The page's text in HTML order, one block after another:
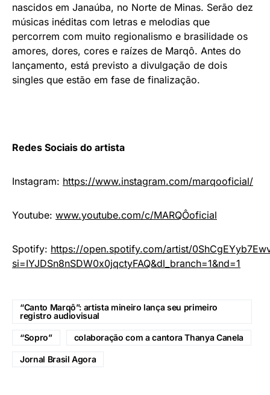
nascidos em Janaúba, no Norte de Minas. Serão dez
músicas inéditas com letras e melodias que
percorrem com muito regionalismo e brasilidade os
amores, dores, cores e raízes de Marqô. Antes do
lançamento, está previsto a divulgação de dois
singles que estão em fase de finalização.
Redes Sociais do artista
Instagram: https://www.instagram.com/marqooficial/
Youtube: www.youtube.com/c/MARQÔoficial
Spotify: https://open.spotify.com/artist/
si=IYJDSn8nSDW0x0jqctyFAQ&dl_branch=1&nd=1
“Canto Marqô”: artista mineiro lança seu primeiro
registro audiovisual
“Sopro” colaboração com a cantora Thanya Canela
Jornal Brasil Agora